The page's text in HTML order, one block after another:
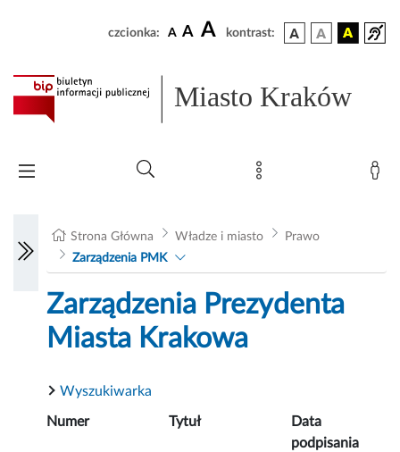
czcionka: A A A kontrast:
Miasto Kraków
Strona Główna Władze i miasto
Prawo
Zarządzenia PMK
Zarządzenia Prezydenta
Miasta Krakowa
Wyszukiwarka
Numer Tytuł
Data
podpisania